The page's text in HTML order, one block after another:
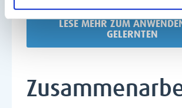
LESE MEHR ZUM
GELERNTEN